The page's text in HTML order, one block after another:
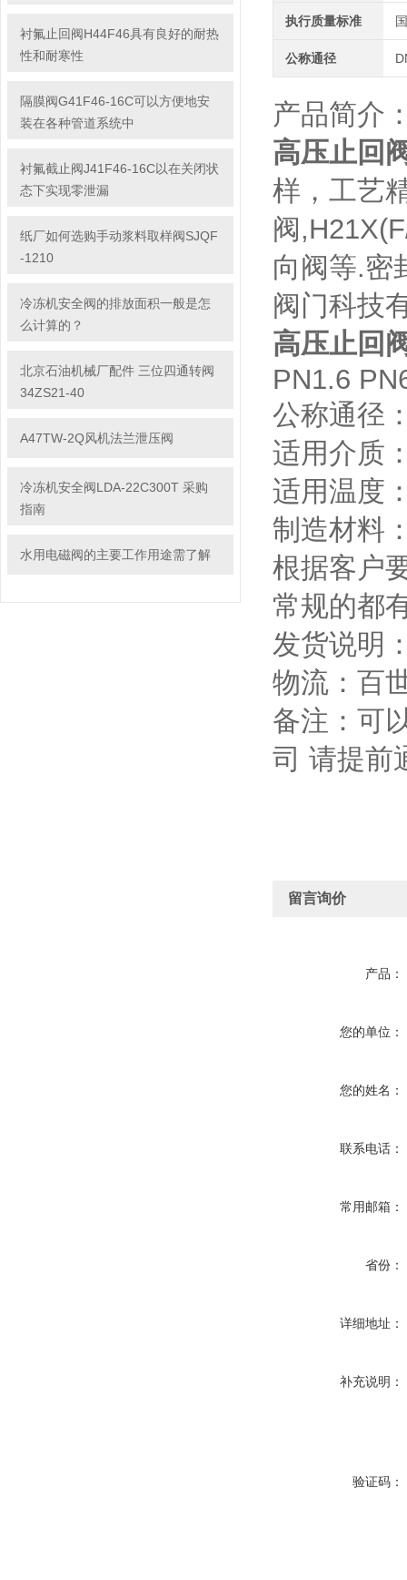
衬氟止回阀H44F46具有良好的耐热
性和耐寒性
隔膜阀G41F46-16C可以方便地安
装在各种管道系统中
衬氟截止阀J41F46-16C以在关闭状
态下实现零泄漏
纸厂如何选购手动浆料取样阀SJQF
-1210
冷冻机安全阀的排放面积一般是怎
么计算的？
北京石油机械厂配件 三位四通转阀
34ZS21-40
A47TW-2Q风机法兰泄压阀
冷冻机安全阀LDA-22C300T 采购
指南
水用电磁阀的主要工作用途需了解
执行质量标准
公称通径
产品简介
高压止回
样，工艺
阀
向阀等.密
阀门科技
高压止回
PN1.6
公称通径
适用介质
适用温度
制造材料
根据客户
常规的都
发货说明
物流：百
备注：可
司 请提前
留言询价
产品：
您的单位：
您的姓名：
联系电话：
常用邮箱：
省份：
详细地址：
补充说明：
验证码：